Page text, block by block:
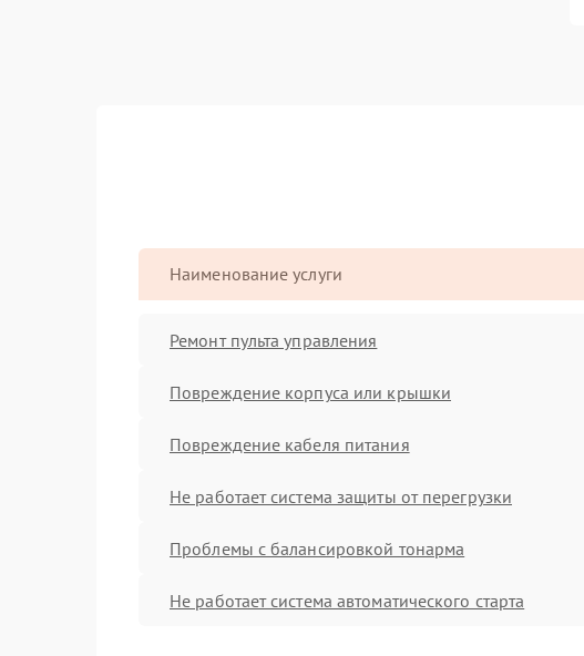
Наименование услуги
Ремонт пульта управления
Повреждение корпуса или крышки
Повреждение кабеля питания
Не работает система защиты от перегрузки
Проблемы с балансировкой тонарма
Не работает система автоматического старта